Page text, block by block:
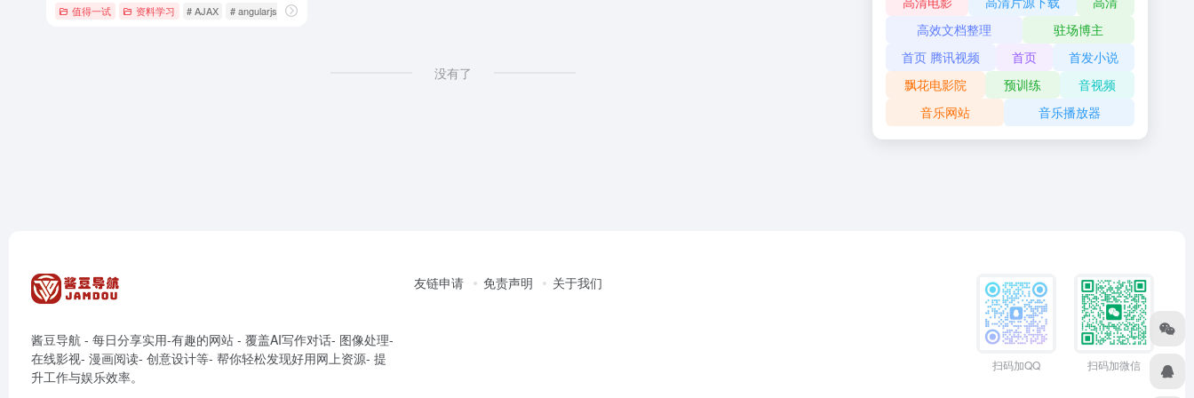
值得一试 资料学习 # AJAX # angularjs # ASP.NET
没有了
高效文档整理
驻场博主
首页 腾讯视频
首页
首发小说
飘花电影院
预训练
音视频
音乐网站
音乐播放器
酱豆导航 - 每日分享实用-有趣的网站 - 覆盖AI写作对话- 图像处理-
在线影视- 漫画阅读- 创意设计等- 帮你轻松发现好用网上资源- 提
升工作与娱乐效率。
友链申请 免责声明 关于我们
扫码加QQ 扫码加微信